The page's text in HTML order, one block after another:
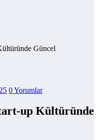
Güncel
0 Yorumlar
up Kültüründe